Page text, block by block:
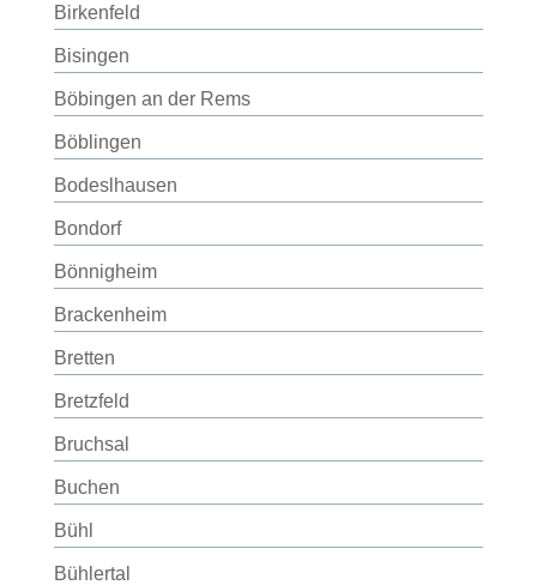
Birkenfeld
Bisingen
Böbingen an der Rems
Böblingen
Bodeslhausen
Bondorf
Bönnigheim
Brackenheim
Bretten
Bretzfeld
Bruchsal
Buchen
Bühl
Bühlertal